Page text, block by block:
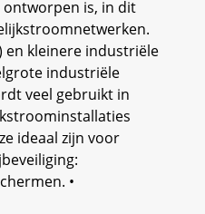
ontworpen is, in dit
en kleinere industriële
industriële
veel gebruikt in
ideaal zijn voor
•